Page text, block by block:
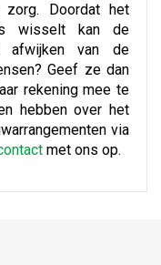
Doordat het
wisselt kan de
afwijken van de
Geef ze dan
rekening mee te
hebben over het
via
met ons op.